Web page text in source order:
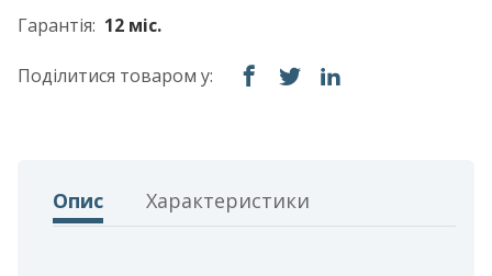
Гарантія: 12 міс.
Поділитися товаром у:
Опис Характеристики